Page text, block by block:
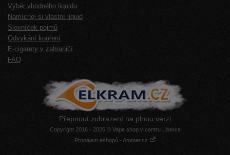
Výběr vhodného liquidu
Namíchej si vlastní liquid
Slovníček pojmů
Odvykání kouření
E-cigarety v zahraničí
FAQ
Přepnout zobrazení na plnou verzi
Copyright 2016 - 2026 © Vape shop v centru Liberce
Pronájem eshopů - Atomer.cz